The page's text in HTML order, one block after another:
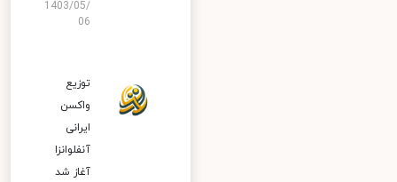
1403/05/
06
توزیع
واکسن
ایرانی
آنفلوانزا
آغاز شد